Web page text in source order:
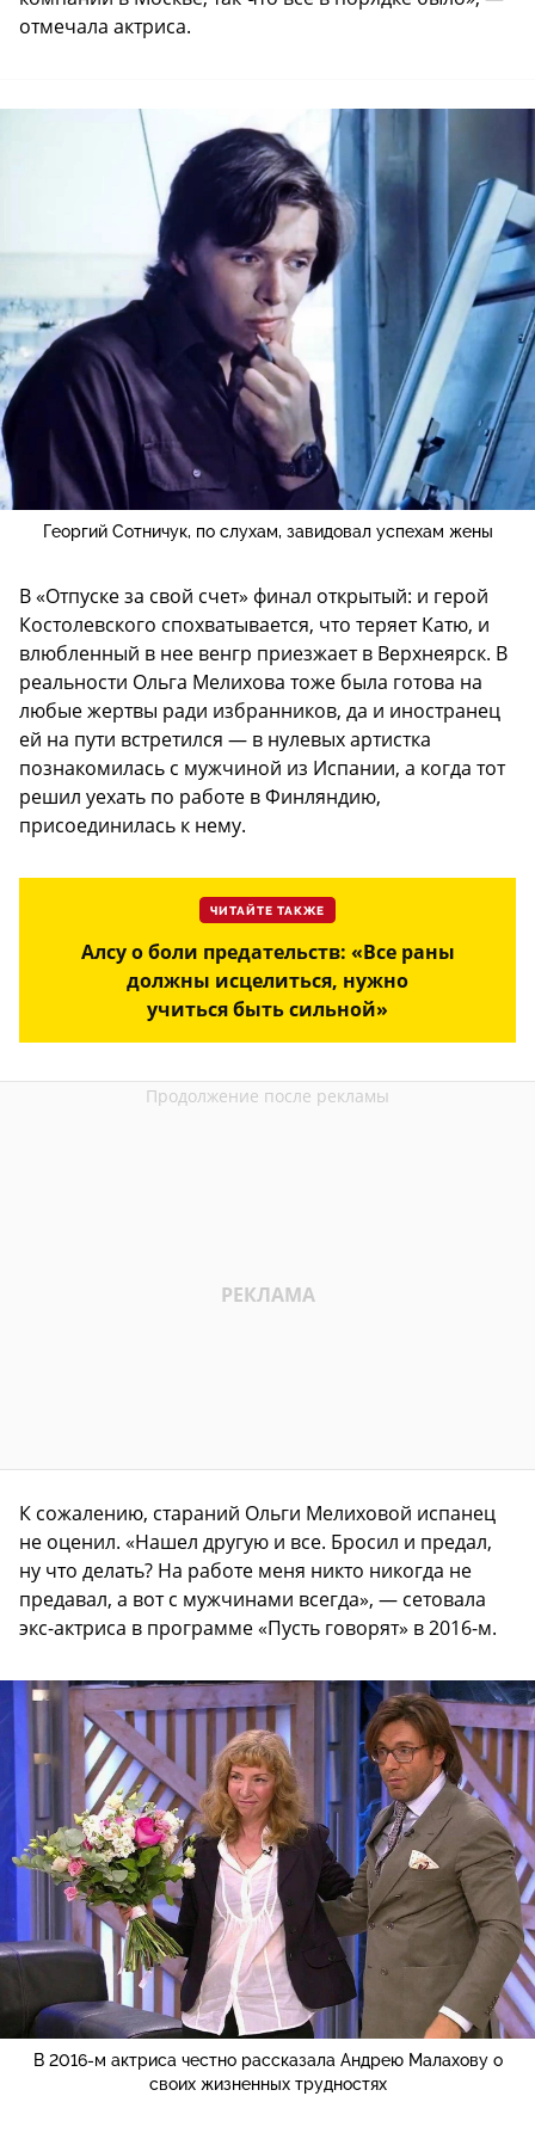
отмечала актриса.
Георгий Сотничук, по слухам, завидовал успехам жены
В «Отпуске за свой счет» финал открытый: и герой
Костолевского спохватывается, что теряет Катю, и
влюбленный в нее венгр приезжает в Верхнеярск. В
реальности Ольга Мелихова тоже была готова на
любые жертвы ради избранников, да и иностранец
ей на пути встретился — в нулевых артистка
познакомилась с мужчиной из Испании, а когда тот
решил уехать по работе в Финляндию,
присоединилась к нему.
ЧИТАЙТЕ ТАКЖЕ
Алсу о боли предательств: «Все раны
должны исцелиться, нужно
учиться быть сильной»
К сожалению, стараний Ольги Мелиховой испанец
не оценил. «Нашел другую и все. Бросил и предал,
ну что делать? На работе меня никто никогда не
предавал, а вот с мужчинами всегда», — сетовала
экс-актриса в программе «Пусть говорят» в 2016-м.
В 2016-м актриса честно рассказала Андрею Малахову о
своих жизненных трудностях